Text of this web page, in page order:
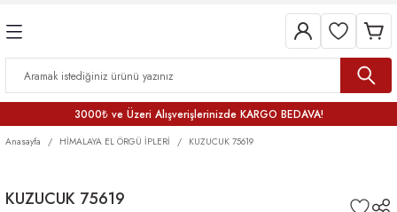
3000₺ ve Üzeri Alışverişlerinizde KARGO BEDAVA!
Anasayfa HİMALAYA EL ÖRGÜ İPLERİ KUZUCUK 75619
KUZUCUK 75619